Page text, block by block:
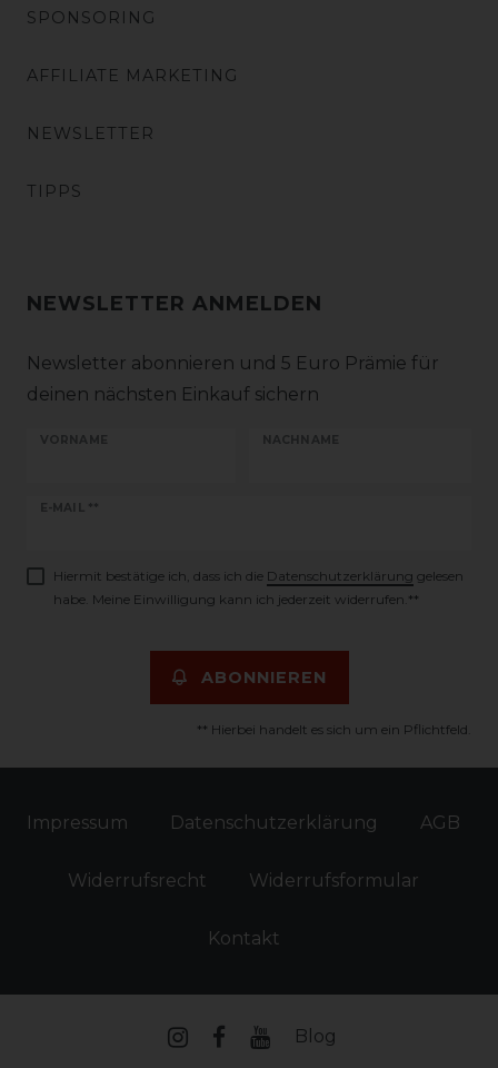
SPONSORING
AFFILIATE MARKETING
NEWSLETTER
TIPPS
NEWSLETTER ANMELDEN
Newsletter abonnieren und 5 Euro Prämie für
deinen nächsten Einkauf sichern
VORNAME NACHNAME
E-MAIL **
Newsletter
Hiermit bestätige ich, dass ich die Daten­schutz­erklärung gelesen
habe. Meine Einwilligung kann ich jederzeit widerrufen.**
ABONNIEREN
** Hierbei handelt es sich um ein Pflichtfeld.
Impressum Daten­schutz­erklärung AGB
Widerrufs­recht Widerrufs­formular
Kontakt
Blog